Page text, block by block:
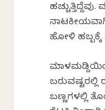
ನಾಟಕೀಯವಾಗಿ
ಹೋಳಿ ಹಬ್ಬಕ್ಕೆ
ಬರುವಷ್ಟರಲ್ಲಿ
ಬಣ್ಣಗಳಲ್ಲಿ